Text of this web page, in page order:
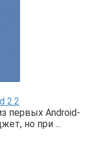
2.2
первых Android-
но при ...